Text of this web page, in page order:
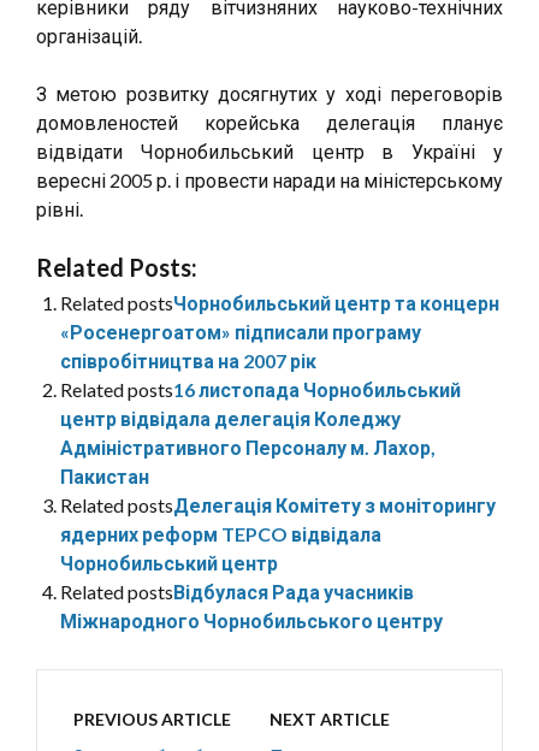
керівники ряду вітчизняних науково-технічних
організацій.
З метою розвитку досягнутих у ході переговорів
домовленостей корейська делегація планує
відвідати Чорнобильський центр в Україні у
вересні 2005 р. і провести наради на міністерському
рівні.
Related Posts:
Related postsЧорнобильський центр та концерн
«Росенергоатом» підписали програму
співробітництва на 2007 рік
Related posts16 листопада Чорнобильський
центр відвідала делегація Коледжу
Адміністративного Персоналу м. Лахор,
Пакистан
Related postsДелегація Комітету з моніторингу
ядерних реформ TEPCO відвідала
Чорнобильський центр
Related postsВідбулася Рада учасників
Міжнародного Чорнобильського центру
PREVIOUS ARTICLE NEXT ARTICLE